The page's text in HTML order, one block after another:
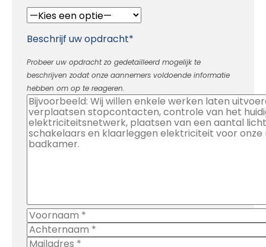
Beschrijf uw opdracht*
Probeer uw opdracht zo gedetailleerd mogelijk te
beschrijven zodat onze aannemers voldoende informatie
hebben om op te reageren.